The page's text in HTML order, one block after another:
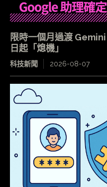
限時一個月過渡
日起「熄機」
科技新聞 2026-08-07